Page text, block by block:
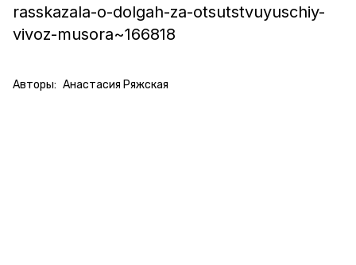
rasskazala-o-dolgah-za-otsutstvuyuschiy-
vivoz-musora~166818
Авторы: Анастасия Ряжская